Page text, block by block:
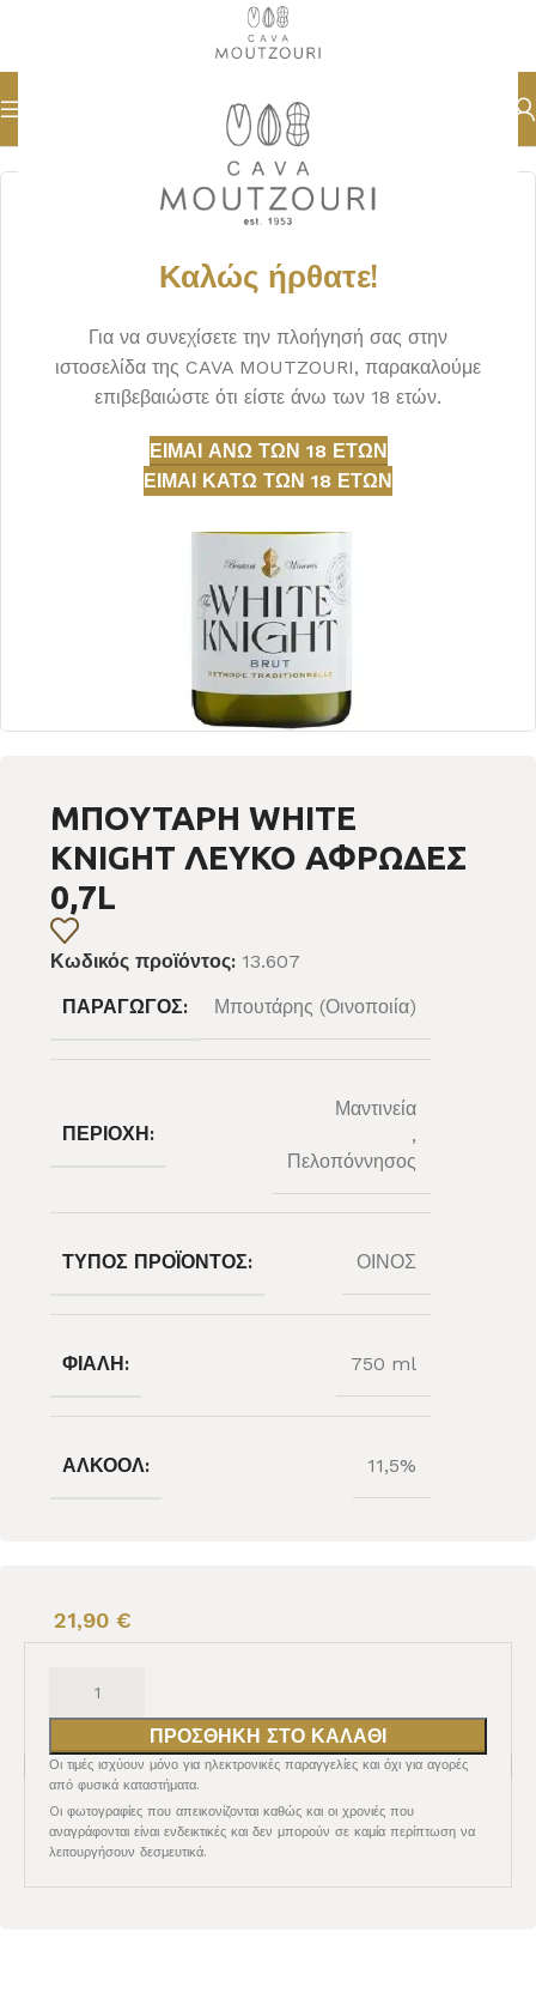
Καλώς ήρθατε!
Για να συνεχίσετε την πλοήγησή σας στην
ιστοσελίδα της CAVA MOUTZOURI, παρακαλούμε
επιβεβαιώστε ότι είστε άνω των 18 ετών.
ΕΊΜΑΙ ΆΝΩ ΤΩΝ 18 ΕΤΏΝ
ΕΊΜΑΙ ΚΆΤΩ ΤΩΝ 18 ΕΤΏΝ
Αρχική σελίδα ΑΦΡΩΔΗ
ΜΠΟΥΤΑΡΗ WHITE
KNIGHT ΛΕΥΚΟ ΑΦΡΩΔΕΣ
0,7L
Κωδικός προϊόντος: 13.607
ΠΑΡΑΓΩΓΌΣ:
Μπουτάρης (Οινοποιία)
ΠΕΡΙΟΧΉ:
Μαντινεία
,
Πελοπόννησος
ΤΎΠΟΣ ΠΡΟΪΌΝΤΟΣ: ΟΙΝΟΣ
ΦΙΆΛΗ: 750 ml
ΑΛΚΟΌΛ: 11,5%
21,90 €
ΠΡΟΣΘΉΚΗ ΣΤΟ ΚΑΛΆΘΙ
Οι τιμές ισχύουν μόνο για ηλεκτρονικές παραγγελίες και όχι για αγορές
από φυσικά καταστήματα.
Oι φωτογραφίες που απεικονίζονται καθώς και οι χρονιές που
αναγράφονται είναι ενδεικτικές και δεν μπορούν σε καμία περίπτωση να
λειτουργήσουν δεσμευτικά.